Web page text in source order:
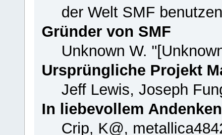
der Welt SMF
Gründer von SMF
Unknown W.
Ursprüngliche Projekt
Jeff Lewis, Joseph
In liebevollem
Crip, K@,